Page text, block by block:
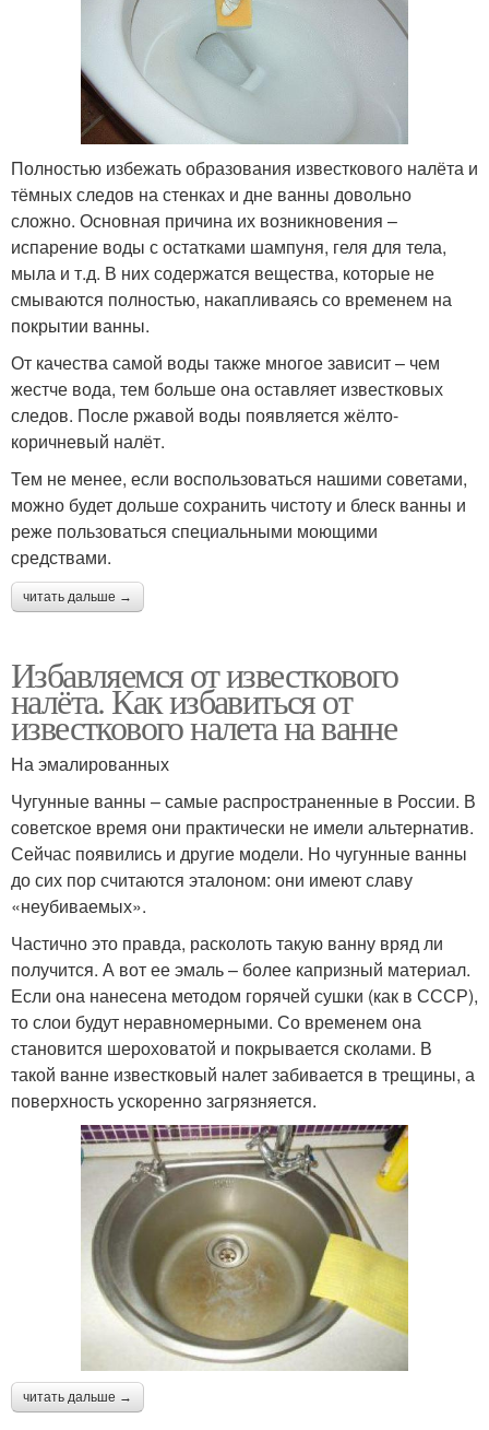
Полностью избежать образования известкового налёта и
тёмных следов на стенках и дне ванны довольно
сложно. Основная причина их возникновения –
испарение воды с остатками шампуня, геля для тела,
мыла и т.д. В них содержатся вещества, которые не
смываются полностью, накапливаясь со временем на
покрытии ванны.
От качества самой воды также многое зависит – чем
жестче вода, тем больше она оставляет известковых
следов. После ржавой воды появляется жёлто-
коричневый налёт.
Тем не менее, если воспользоваться нашими советами,
можно будет дольше сохранить чистоту и блеск ванны и
реже пользоваться специальными моющими
средствами.
читать дальше →
Избавляемся от известкового
налёта. Как избавиться от
известкового налета на ванне
На эмалированных
Чугунные ванны – самые распространенные в России. В
советское время они практически не имели альтернатив.
Сейчас появились и другие модели. Но чугунные ванны
до сих пор считаются эталоном: они имеют славу
«неубиваемых».
Частично это правда, расколоть такую ванну вряд ли
получится. А вот ее эмаль – более капризный материал.
Если она нанесена методом горячей сушки (как в СССР),
то слои будут неравномерными. Со временем она
становится шероховатой и покрывается сколами. В
такой ванне известковый налет забивается в трещины, а
поверхность ускоренно загрязняется.
читать дальше →